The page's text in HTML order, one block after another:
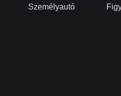
Személyautó